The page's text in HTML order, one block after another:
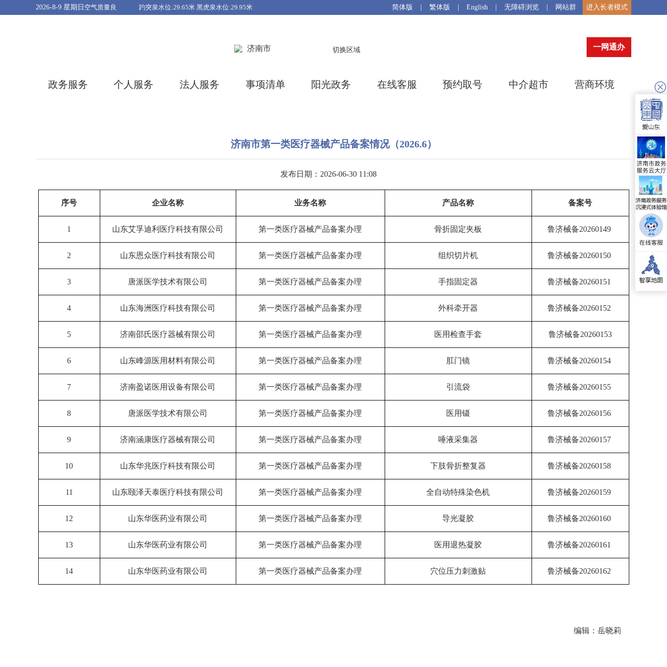
2026-8-9 星期日 简体版 繁体版 English 无障碍浏览 网站群 进入长者模式
济南市 切换区域 一网通办
政务服务 个人服务 法人服务 事项清单 阳光政务 在线客服 预约取号 中介超市 营商环境
济南市第一类医疗器械产品备案情况（2026.6）
发布日期：2026-06-30 11:08
序号 企业名称 业务名称 产品名称 备案号
1 山东艾孚迪利医疗科技有限公司 第一类医疗器械产品备案办理 骨折固定夹板 鲁济械备20260149
2 山东恩众医疗科技有限公司 第一类医疗器械产品备案办理 组织切片机 鲁济械备20260150
3 唐派医学技术有限公司 第一类医疗器械产品备案办理 手指固定器 鲁济械备20260151
4 山东海洲医疗科技有限公司 第一类医疗器械产品备案办理 外科牵开器 鲁济械备20260152
5 济南邵氏医疗器械有限公司 第一类医疗器械产品备案办理 医用检查手套 鲁济械备20260153
6 山东峰源医用材料有限公司 第一类医疗器械产品备案办理 肛门镜 鲁济械备20260154
7 济南盈诺医用设备有限公司 第一类医疗器械产品备案办理 引流袋 鲁济械备20260155
8 唐派医学技术有限公司 第一类医疗器械产品备案办理 医用镊 鲁济械备20260156
9 济南涵康医疗器械有限公司 第一类医疗器械产品备案办理 唾液采集器 鲁济械备20260157
10 山东华兆医疗科技有限公司 第一类医疗器械产品备案办理 下肢骨折整复器 鲁济械备20260158
11 山东颐泽天泰医疗科技有限公司 第一类医疗器械产品备案办理 全自动特殊染色机 鲁济械备20260159
12 山东华医药业有限公司 第一类医疗器械产品备案办理 导光凝胶 鲁济械备20260160
13 山东华医药业有限公司 第一类医疗器械产品备案办理 医用退热凝胶 鲁济械备20260161
14 山东华医药业有限公司 第一类医疗器械产品备案办理 穴位压力刺激贴 鲁济械备20260162
编辑：岳晓莉